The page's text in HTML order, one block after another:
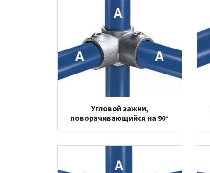
Угловой зажим,
поворачивающийся на 90°